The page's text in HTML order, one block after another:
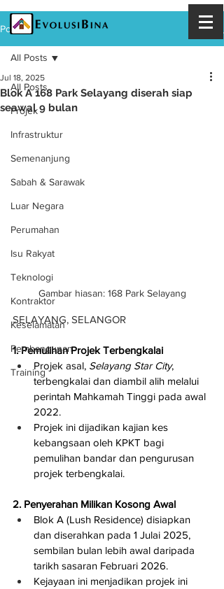
Post
All Posts
Projek
Infrastruktur
Semenanjung
Sabah & Sarawak
Luar Negara
Perumahan
Isu Rakyat
Teknologi
Kontraktor
Keselamatan
Pembangunan
Training
All Posts
Blok A 168 Park Selayang diserah siap
seawal 9 bulan
Jul 18, 2025
Gambar hiasan: 168 Park Selayang
SELAYANG, SELANGOR
1. Pemulihan Projek Terbengkalai
Projek asal, Selayang Star City,
terbengkalai dan diambil alih melalui
perintah Mahkamah Tinggi pada awal
2022.
Projek ini dijadikan kajian kes
kebangsaan oleh KPKT bagi
pemulihan bandar dan pengurusan
projek terbengkalai.
2. Penyerahan Milikan Kosong Awal
Blok A (Lush Residence) disiapkan
dan diserahkan pada 1 Julai 2025,
sembilan bulan lebih awal daripada
tarikh sasaran Februari 2026.
Kejayaan ini menjadikan projek ini